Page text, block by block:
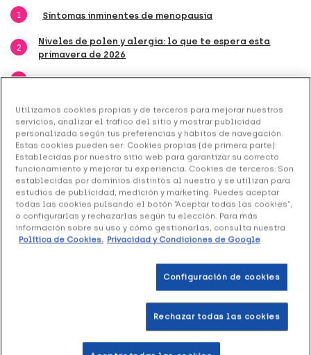
1 Síntomas inminentes de menopausia
2
Niveles de polen y alergia: lo que te espera esta
primavera de 2026
3 Niveles bajos de vitamina D: ¿cuáles son los riesgos?
4 Los 5 pescados con menos mercurio
5
A qué se debe el color de la yema y otras dudas sobre
el huevo
Todas las publicaciones
Filtrar Ordenar por
Utilizamos cookies propias y de terceros para mejorar nuestros
servicios, analizar el tráfico del sitio y mostrar publicidad
personalizada según tus preferencias y hábitos de navegación.
Estas cookies pueden ser: Cookies propias (de primera parte):
Establecidas por nuestro sitio web para garantizar su correcto
funcionamiento y mejorar tu experiencia. Cookies de terceros: Son
establecidas por dominios distintos al nuestro y se utilizan para
estudios de publicidad, medición y marketing. Puedes aceptar
todas las cookies pulsando el botón “Aceptar todas las cookies”,
o configurarlas y rechazarlas según tu elección. Para más
información sobre su uso y cómo gestionarlas, consulta nuestra
Política de Cookies. Privacidad y Condiciones de Google
Configuración de cookies
Rechazar todas las cookies